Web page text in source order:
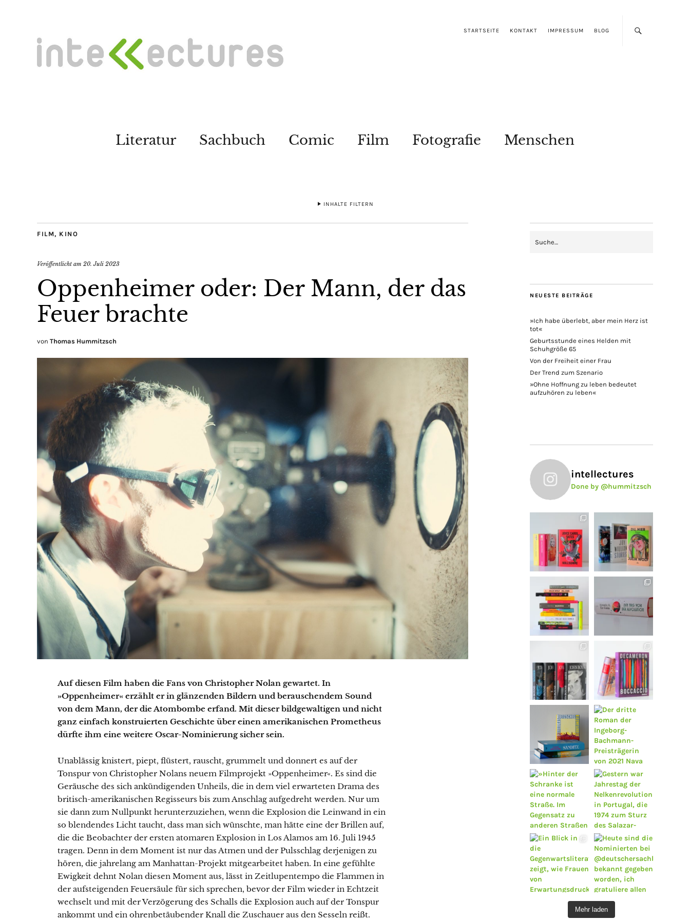
STARTSEITE KONTAKT IMPRESSUM BLOG
Literatur Sachbuch Comic Film Fotografie Menschen
INHALTE FILTERN
FILM, KINO
Veröffentlicht am 20. Juli 2023
Oppenheimer oder: Der Mann, der das
Feuer brachte
von Thomas Hummitzsch
Auf diesen Film haben die Fans von Christopher Nolan gewartet. In
»Oppenheimer« erzählt er in glänzenden Bildern und berauschendem Sound
von dem Mann, der die Atombombe erfand. Mit dieser bildgewaltigen und nicht
ganz einfach konstruierten Geschichte über einen amerikanischen Prometheus
dürfte ihm eine weitere Oscar-Nominierung sicher sein.
Unablässig knistert, piept, flüstert, rauscht, grummelt und donnert es auf der
Tonspur von Christopher Nolans neuem Filmprojekt »Oppenheimer«. Es sind die
Geräusche des sich ankündigenden Unheils, die in dem viel erwarteten Drama des
britisch-amerikanischen Regisseurs bis zum Anschlag aufgedreht werden. Nur um
sie dann zum Nullpunkt herunterzuziehen, wenn die Explosion die Leinwand in ein
so blendendes Licht taucht, dass man sich wünschte, man hätte eine der Brillen auf,
die die Beobachter der ersten atomaren Explosion in Los Alamos am 16. Juli 1945
tragen. Denn in dem Moment ist nur das Atmen und der Pulsschlag derjenigen zu
hören, die jahrelang am Manhattan-Projekt mitgearbeitet haben. In eine gefühlte
Ewigkeit dehnt Nolan diesen Moment aus, lässt in Zeitlupentempo die Flammen in
der aufsteigenden Feuersäule für sich sprechen, bevor der Film wieder in Echtzeit
wechselt und mit der Verzögerung des Schalls die Explosion auch auf der Tonspur
ankommt und ein ohrenbetäubender Knall die Zuschauer aus den Sesseln reißt.
NEUESTE BEITRÄGE
»Ich habe überlebt, aber mein Herz ist
tot«
Geburtsstunde eines Helden mit
Schuhgröße 65
Von der Freiheit einer Frau
Der Trend zum Szenario
»Ohne Hoffnung zu leben bedeutet
aufzuhören zu leben«
intellectures
Done by @hummitzsch
Mehr laden